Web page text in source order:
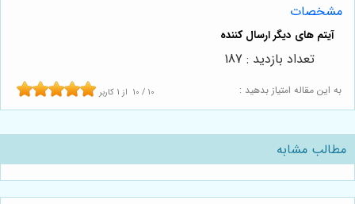
مشخصات
به این مقاله امتیاز بدهید : 10 / 10 از 1 کاربر
تعداد بازدید : 187
مطالب مشابه